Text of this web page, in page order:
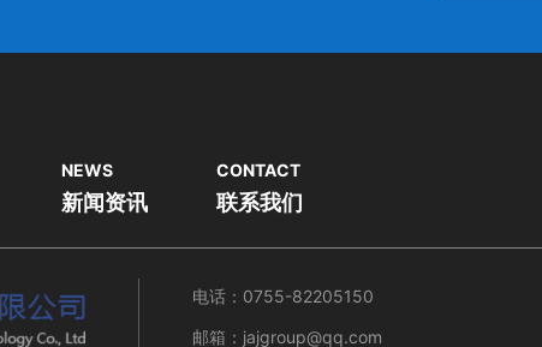
NEWS
新闻资讯
CONTACT
联系我们
电话：0755-82205150
邮箱：jajgroup@qq.com